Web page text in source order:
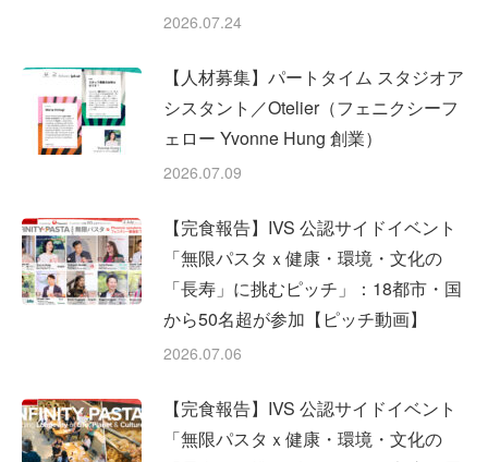
2026.07.24
【人材募集】パートタイム スタジオア
シスタント／Otelier（フェニクシーフ
ェロー Yvonne Hung 創業）
2026.07.09
【完食報告】IVS 公認サイドイベント
「無限パスタｘ健康・環境・文化の
「長寿」に挑むピッチ」：18都市・国
から50名超が参加【ピッチ動画】
2026.07.06
【完食報告】IVS 公認サイドイベント
「無限パスタｘ健康・環境・文化の